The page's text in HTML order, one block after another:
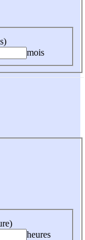
mois
heures